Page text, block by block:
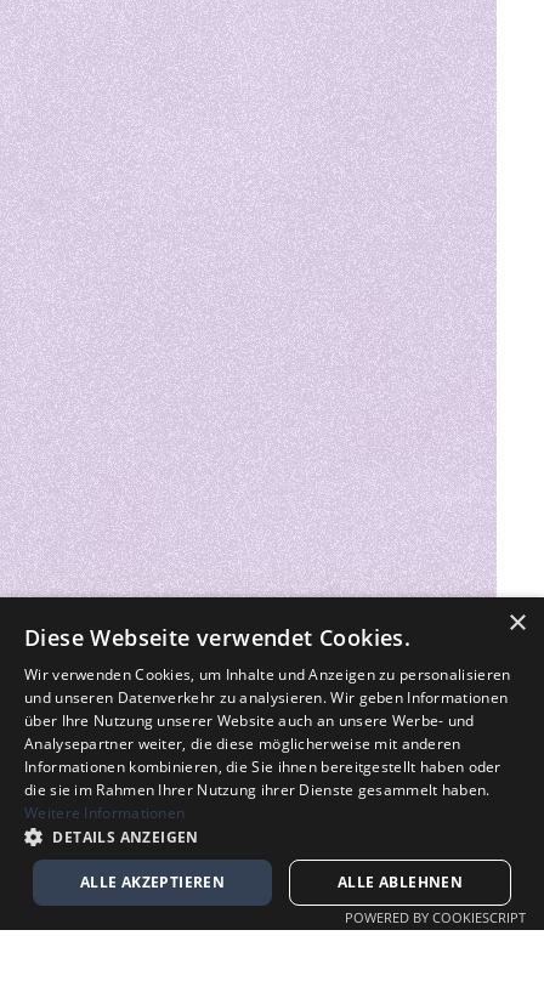
×
Diese Webseite verwendet Cookies.
Wir verwenden Cookies, um Inhalte und Anzeigen zu personalisieren
und unseren Datenverkehr zu analysieren. Wir geben Informationen
über Ihre Nutzung unserer Website auch an unsere Werbe- und
Analysepartner weiter, die diese möglicherweise mit anderen
Informationen kombinieren, die Sie ihnen bereitgestellt haben oder
die sie im Rahmen Ihrer Nutzung ihrer Dienste gesammelt haben.
Weitere Informationen
DETAILS ANZEIGEN
ALLE AKZEPTIEREN ALLE ABLEHNEN
POWERED BY COOKIESCRIPT